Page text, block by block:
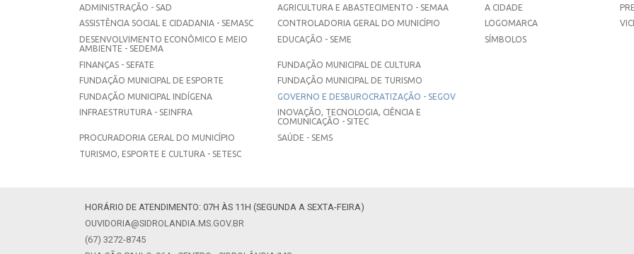
ADMINISTRAÇÃO - SAD
AGRICULTURA E ABASTECIMENTO - SEMAA
ASSISTÊNCIA SOCIAL E CIDADANIA - SEMASC
CONTROLADORIA GERAL DO MUNICÍPIO
DESENVOLVIMENTO ECONÔMICO E MEIO
AMBIENTE - SEDEMA
EDUCAÇÃO - SEME
FINANÇAS - SEFATE
FUNDAÇÃO MUNICIPAL DE CULTURA
FUNDAÇÃO MUNICIPAL DE ESPORTE
FUNDAÇÃO MUNICIPAL DE TURISMO
FUNDAÇÃO MUNICIPAL INDÍGENA
GOVERNO E DESBUROCRATIZAÇÃO - SEGOV
INFRAESTRUTURA - SEINFRA
INOVAÇÃO, TECNOLOGIA, CIÊNCIA E
COMUNICAÇÃO - SITEC
PROCURADORIA GERAL DO MUNICÍPIO
SAÚDE - SEMS
TURISMO, ESPORTE E CULTURA - SETESC
A CIDADE
LOGOMARCA
SÍMBOLOS
HORÁRIO DE ATENDIMENTO: 07H ÀS 11H (SEGUNDA A SEXTA-FEIRA)
OUVIDORIA@SIDROLANDIA.MS.GOV.BR
(67) 3272-8745